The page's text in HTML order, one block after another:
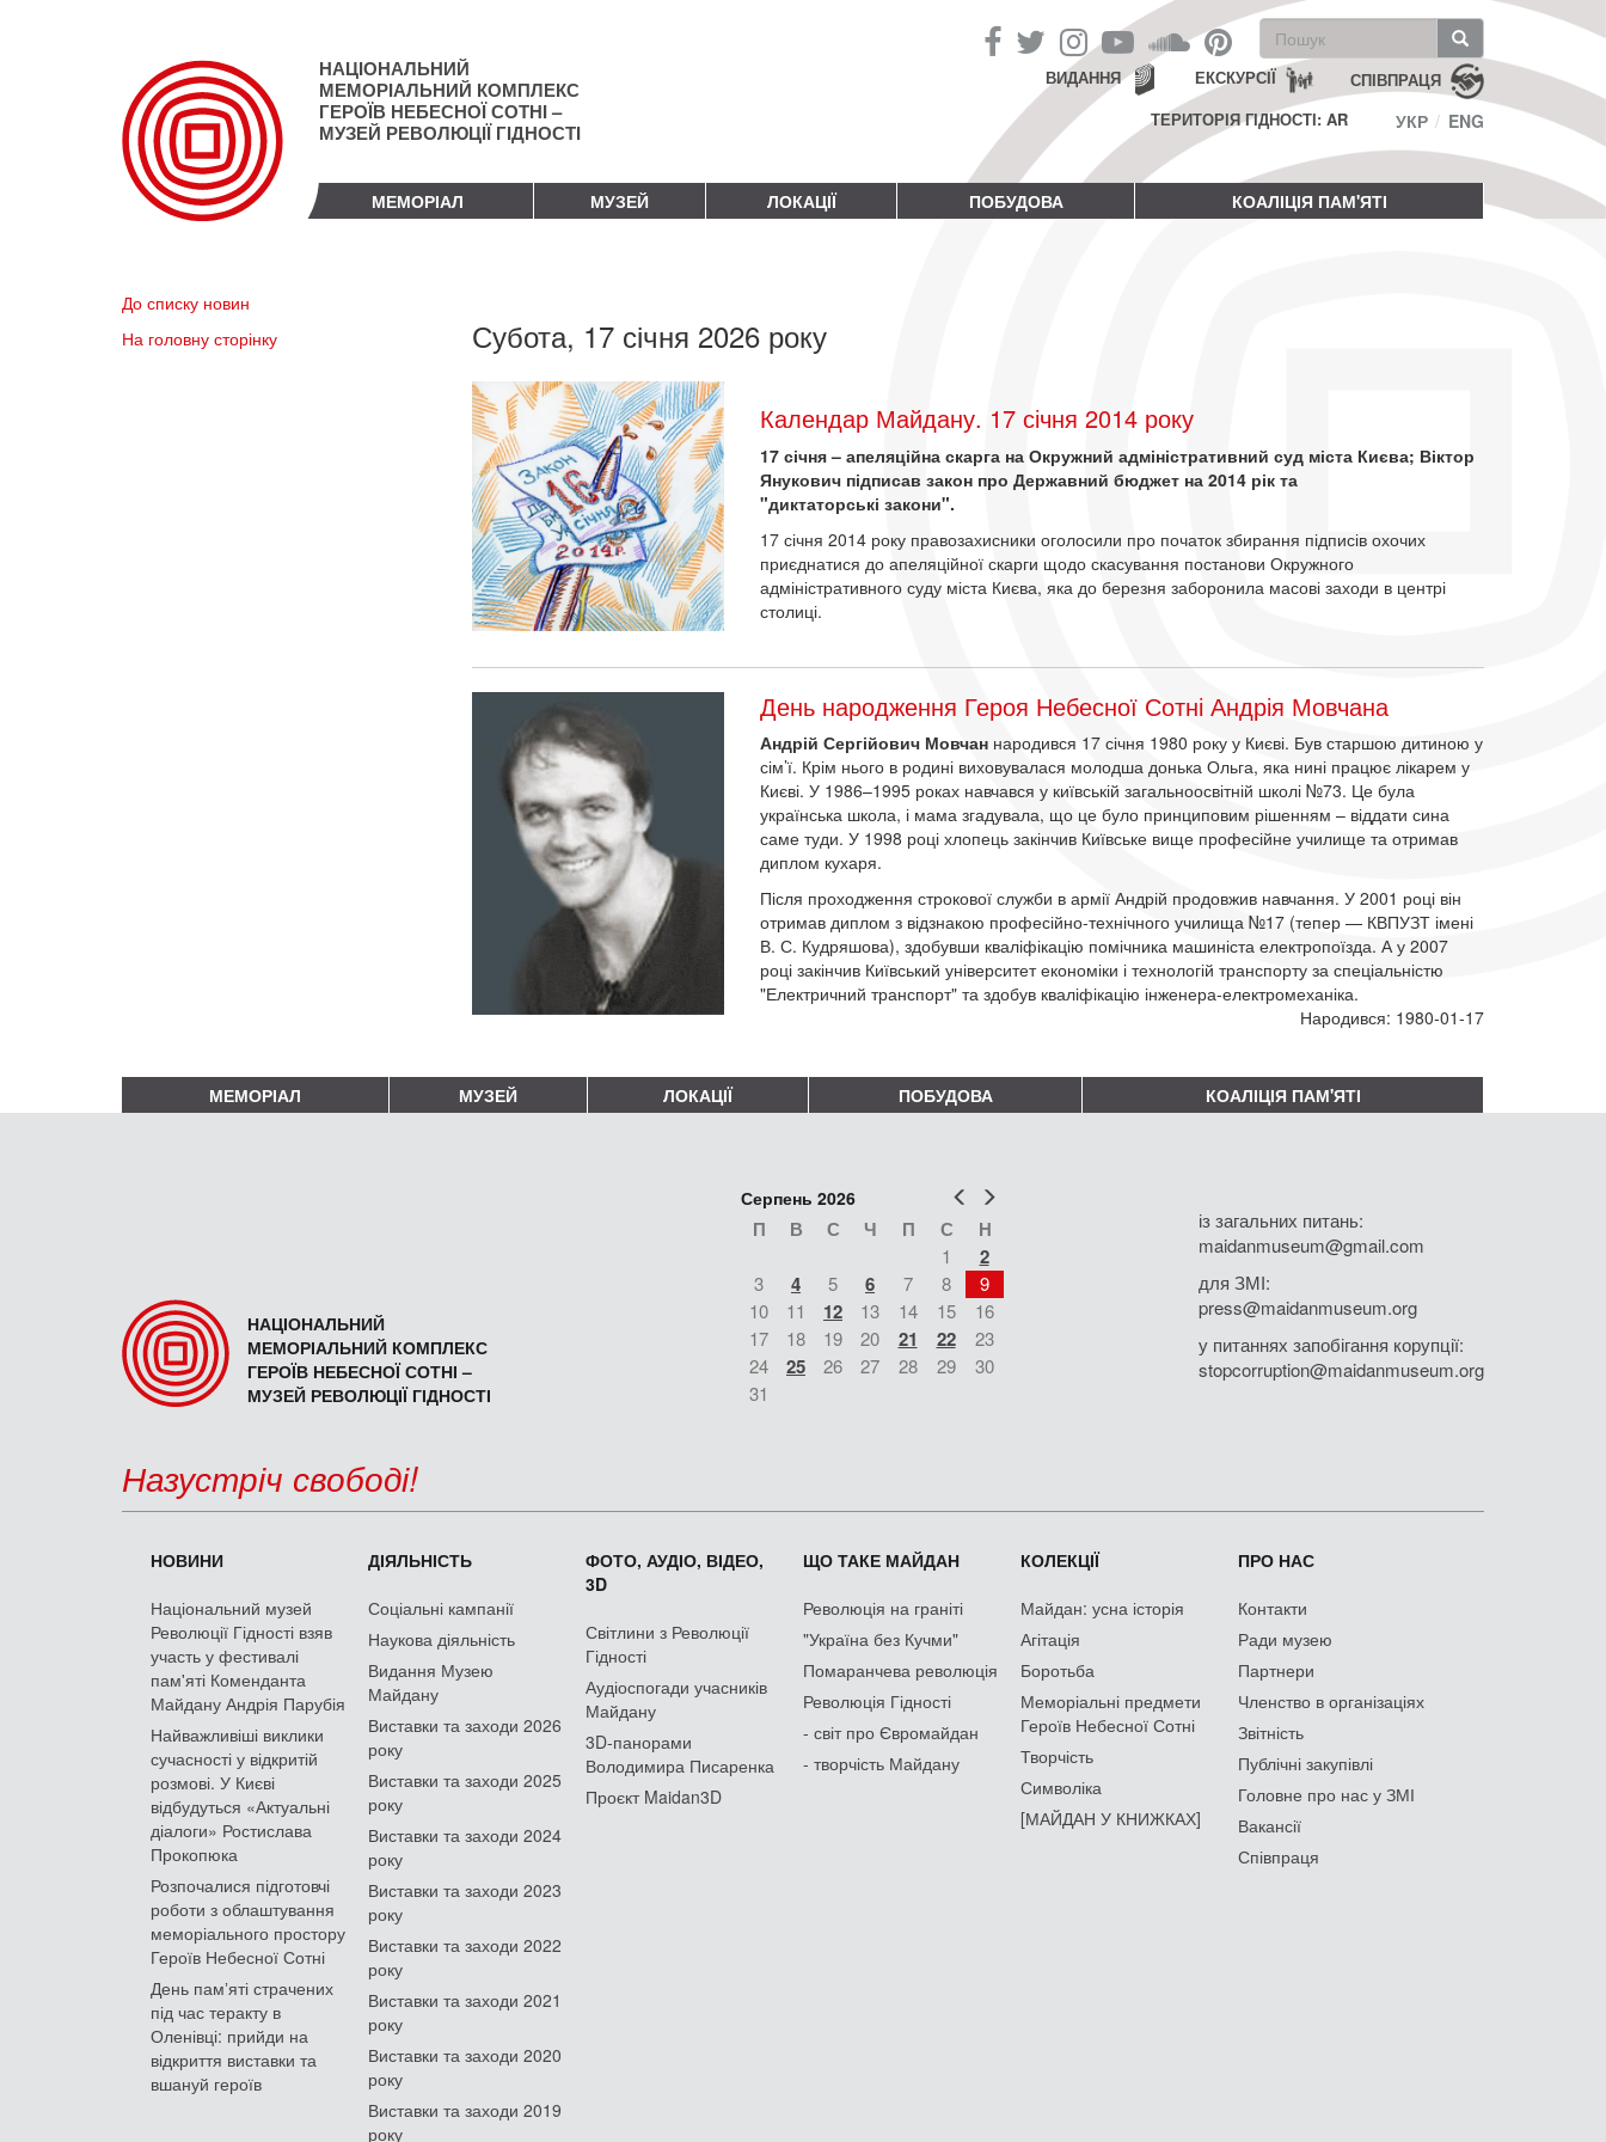
НАЦІОНАЛЬНИЙ
МЕМОРІАЛЬНИЙ КОМПЛЕКС
ГЕРОЇВ НЕБЕСНОЇ СОТНІ –
МУЗЕЙ РЕВОЛЮЦІЇ ГІДНОСТІ
Пошукова
форма
Пошук СПІВПРАЦЯ
ЕКСКУРСІЇ
ВИДАННЯ
ТЕРИТОРІЯ ГІДНОСТІ: AR
УКР ENG
МЕМОРІАЛ МУЗЕЙ ЛОКАЦІЇ ПОБУДОВА КОАЛІЦІЯ ПАМ'ЯТІ
До списку новин
На головну сторінку
Субота, 17 січня 2026 року
Календар Майдану. 17 січня 2014 року
17 січня – апеляційна скарга на Окружний адміністративний суд міста Києва; Віктор
Янукович підписав закон про Державний бюджет на 2014 рік та
"диктаторські закони".
17 січня 2014 року правозахисники оголосили про початок збирання підписів охочих
приєднатися до апеляційної скарги щодо скасування постанови Окружного
адміністративного суду міста Києва, яка до березня заборонила масові заходи в центрі
столиці.
День народження Героя Небесної Сотні Андрія Мовчана
Андрій Сергійович Мовчан народився 17 січня 1980 року у Києві. Був старшою дитиною у
сім’ї. Крім нього в родині виховувалася молодша донька Ольга, яка нині працює лікарем у
Києві. У 1986–1995 роках навчався у київській загальноосвітній школі №73. Це була
українська школа, і мама згадувала, що це було принциповим рішенням – віддати сина
саме туди. У 1998 році хлопець закінчив Київське вище професійне училище та отримав
диплом кухаря.
Після проходження строкової служби в армії Андрій продовжив навчання. У 2001 році він
отримав диплом з відзнакою професійно-технічного училища №17 (тепер — КВПУЗТ імені
В. С. Кудряшова), здобувши кваліфікацію помічника машиніста електропоїзда. А у 2007
році закінчив Київський університет економіки і технологій транспорту за спеціальністю
"Електричний транспорт" та здобув кваліфікацію інженера-електромеханіка.
Народився: 1980-01-17
МЕМОРІАЛ МУЗЕЙ ЛОКАЦІЇ ПОБУДОВА КОАЛІЦІЯ ПАМ'ЯТІ
НАЦІОНАЛЬНИЙ
МЕМОРІАЛЬНИЙ КОМПЛЕКС
ГЕРОЇВ НЕБЕСНОЇ СОТНІ –
МУЗЕЙ РЕВОЛЮЦІЇ ГІДНОСТІ
Попер
Серпень 2026
П В С Ч П С Н
1 2
3 4 5 6 7 8
9
10
11 12 13 14 15
16
17
18 19 20 21 22
23
24
25 26 27 28 29
30
31
із загальних питань:
maidanmuseum@gmail.com
для ЗМІ:
press@maidanmuseum.org
у питаннях запобігання корупції:
stopcorruption@maidanmuseum.org
Назустріч свободі!
НОВИНИ
Національний музей
Революції Гідності взяв
участь у фестивалі
пам'яті Коменданта
Майдану Андрія Парубія
Найважливіші виклики
сучасності у відкритій
розмові. У Києві
відбудуться «Актуальні
діалоги» Ростислава
Прокопюка
Розпочалися підготовчі
роботи з облаштування
меморіального простору
Героїв Небесної Сотні
День памʼяті страчених
під час теракту в
Оленівці: прийди на
відкриття виставки та
вшануй героїв
ДІЯЛЬНІСТЬ
Соціальні кампанії
Наукова діяльність
Видання Музею
Майдану
Виставки та заходи 2026
року
Виставки та заходи 2025
року
Виставки та заходи 2024
року
Виставки та заходи 2023
року
Виставки та заходи 2022
року
Виставки та заходи 2021
року
Виставки та заходи 2020
року
Виставки та заходи 2019
року
ФОТО, АУДІО, ВІДЕО,
3D
Світлини з Революції
Гідності
Аудіоспогади учасників
Майдану
3D-панорами
Володимира Писаренка
Проєкт Maidan3D
ЩО ТАКЕ МАЙДАН
Революція на граніті
"Україна без Кучми"
Помаранчева революція
Революція Гідності
- світ про Євромайдан
- творчість Майдану
КОЛЕКЦІЇ
Майдан: усна історія
Агітація
Боротьба
Меморіальні предмети
Героїв Небесної Сотні
Творчість
Символіка
[МАЙДАН У КНИЖКАХ]
ПРО НАС
Контакти
Ради музею
Партнери
Членство в організаціях
Звітність
Публічні закупівлі
Головне про нас у ЗМІ
Вакансії
Співпраця